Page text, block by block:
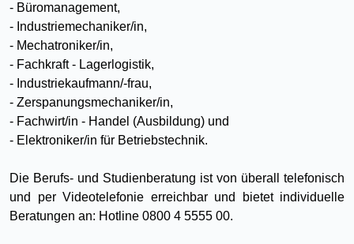
- Büromanagement,
- Industriemechaniker/in,
- Mechatroniker/in,
- Fachkraft - Lagerlogistik,
- Industriekaufmann/-frau,
- Zerspanungsmechaniker/in,
- Fachwirt/in - Handel (Ausbildung) und
- Elektroniker/in für Betriebstechnik.
Die Berufs- und Studienberatung ist von überall telefonisch
und per Videotelefonie erreichbar und bietet individuelle
Beratungen an: Hotline 0800 4 5555 00.